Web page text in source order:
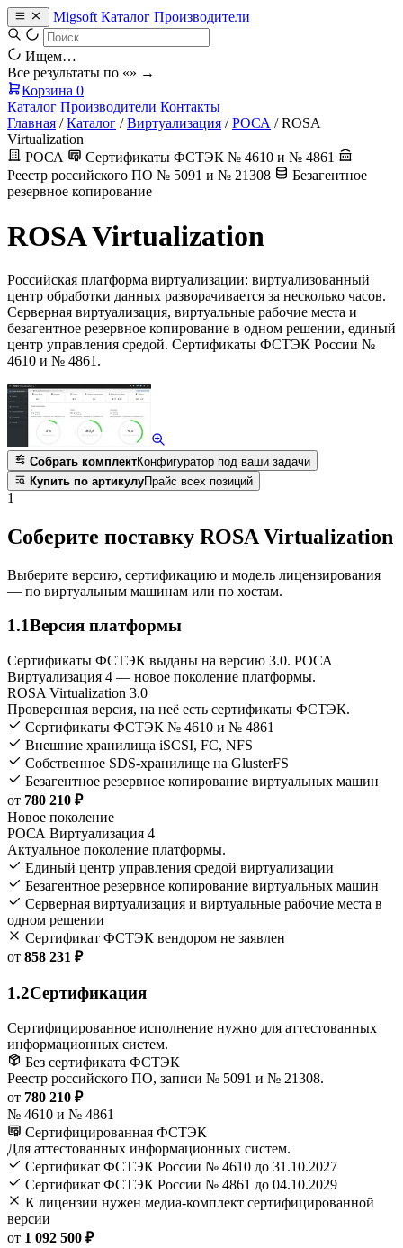
Migsoft Каталог Производители
Ищем…
Все результаты по «» →
Корзина 0
Каталог Производители Контакты
Главная / Каталог / Виртуализация / РОСА / ROSA
Virtualization
РОСА
Сертификаты ФСТЭК № 4610 и № 4861
Реестр российского ПО № 5091 и № 21308
Безагентное
резервное копирование
ROSA Virtualization
Российская платформа виртуализации: виртуализованный
центр обработки данных разворачивается за несколько часов.
Серверная виртуализация, виртуальные рабочие места и
безагентное резервное копирование в одном решении, единый
центр управления средой. Сертификаты ФСТЭК России №
4610 и № 4861.
Собрать комплектКонфигуратор под ваши задачи
Купить по артикулуПрайс всех позиций
1
Соберите поставку ROSA Virtualization
Выберите версию, сертификацию и модель лицензирования
— по виртуальным машинам или по хостам.
1.1Версия платформы
Сертификаты ФСТЭК выданы на версию 3.0. РОСА
Виртуализация 4 — новое поколение платформы.
ROSA Virtualization 3.0
Проверенная версия, на неё есть сертификаты ФСТЭК.
Сертификаты ФСТЭК № 4610 и № 4861
Внешние хранилища iSCSI, FC, NFS
Собственное SDS-хранилище на GlusterFS
Безагентное резервное копирование виртуальных машин
от 780 210 ₽
Новое поколение
РОСА Виртуализация 4
Актуальное поколение платформы.
Единый центр управления средой виртуализации
Безагентное резервное копирование виртуальных машин
Серверная виртуализация и виртуальные рабочие места в
одном решении
Сертификат ФСТЭК вендором не заявлен
от 858 231 ₽
1.2Сертификация
Сертифицированное исполнение нужно для аттестованных
информационных систем.
Без сертификата ФСТЭК
Реестр российского ПО, записи № 5091 и № 21308.
от 780 210 ₽
№ 4610 и № 4861
Сертифицированная ФСТЭК
Для аттестованных информационных систем.
Сертификат ФСТЭК России № 4610 до 31.10.2027
Сертификат ФСТЭК России № 4861 до 04.10.2029
К лицензии нужен медиа-комплект сертифицированной
версии
от 1 092 500 ₽